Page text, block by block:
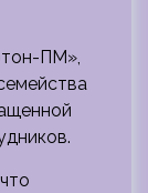
ПМ»,